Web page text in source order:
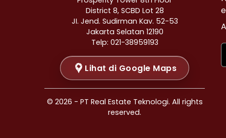
Properti Dijual di Jakarta Selatan >
Properti Dijual di Cilandak >
Properti Dijual di Gandaria Selatan >
Properti Dijual di Cipete Selatan >
Properti Dijual di Lenteng Agung >
Properti Dijual di Pondok Pinang >
Properti Dijual di Kebayoran Baru >
Properti Dijual di Mampang Prapatan >
District 8, SCBD Lot 28
JI. Jend. Sudirman Kav. 52-53
Jakarta Selatan 12190
Telp: 021-38959193
Lihat di Google Maps
© 2026 - PT Real Estate Teknologi. All rights
reserved.